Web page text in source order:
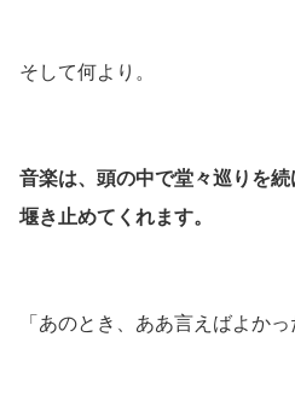
そして何より。
音楽は、頭の中で堂々巡りを
堰き止めてくれます。
「あのとき、ああ言えばよかっ